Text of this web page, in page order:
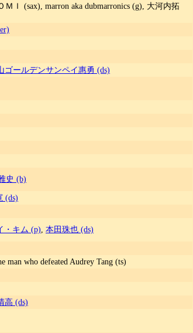
Ｉ (sax), marron aka dubmarronics (g), 大河内拓
ゴールデンサンペイ惠勇 (ds)
史 (b)
(ds)
・キム (p) 本田珠也 (ds)
man who defeated Audrey Tang (ts)
高 (ds)